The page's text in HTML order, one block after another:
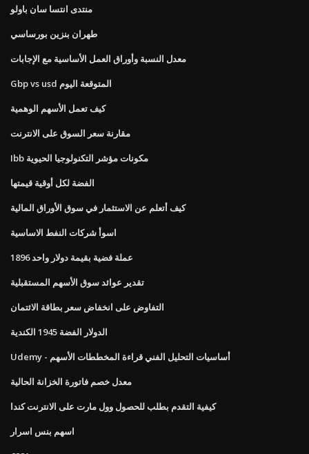
منتدى انتسا سان باولو
طهران بنزين بورساسي
معدل النسبة وأوراق العمل الأساسية مع الإجابات
Gbp vs usd المتوقعة اليوم
كيف تعمل الأسهم الوهمية
مقارنة سعر السوق على الانترنت
Ibb مكونات مؤشر التكنولوجيا الحيوية
الفضة لكل أوقية قيمتها
كيف أتعلم عن الاستثمار في سوق الأوراق المالية
اسوأ شركات النفط الاساسية
1896 عملة فضية بقيمة دولار واحد
تقدير عوائد سوق الأسهم المستقبلية
التفاوض على انخفاض سعر بطاقة الائتمان
الدولار الفضة 1945 الكندية
Udemy - أساسيات التحليل الفني قراءة المخططات الأسهم
معدل خصم فاتورة الخزانة الحالية
كيفية التقدم بطلب للحصول وول مارت على الانترنت كندا
اسهم بنس اسرار